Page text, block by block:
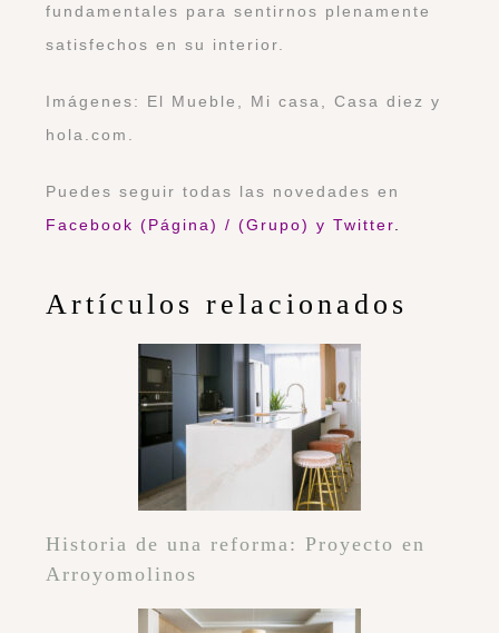
fundamentales para sentirnos plenamente
satisfechos en su interior.
Imágenes: El Mueble, Mi casa, Casa diez y
hola.com.
Puedes seguir todas las novedades en
Facebook (Página) / (Grupo) y Twitter
Artículos relacionados
Historia de una reforma: Proyecto en
Arroyomolinos